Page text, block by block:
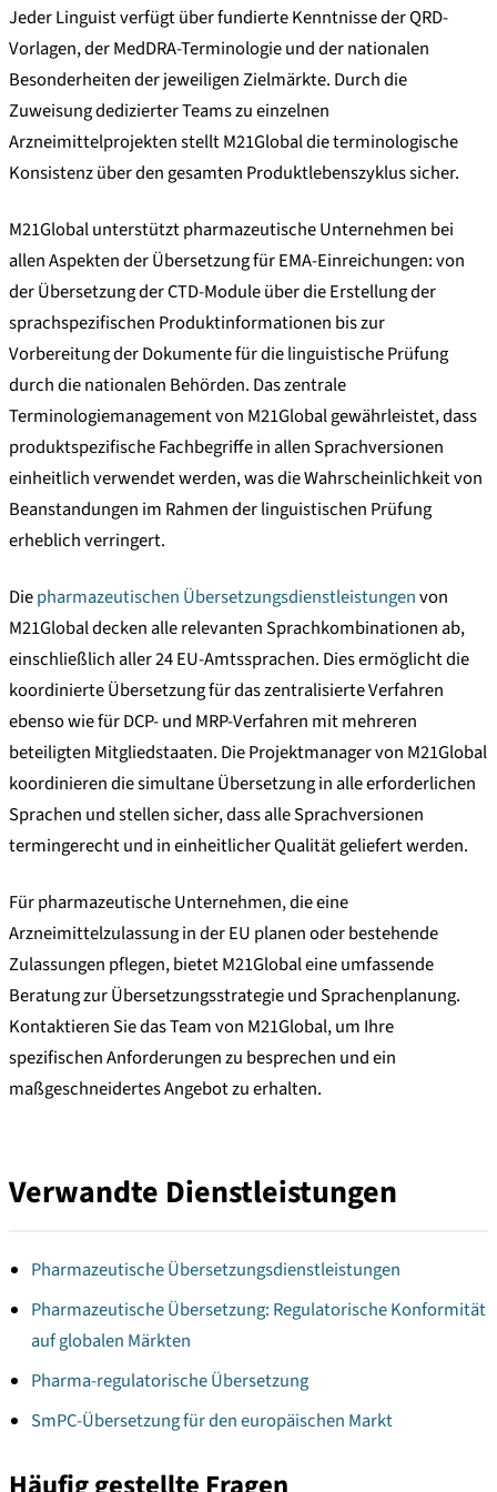
Jeder Linguist verfügt über fundierte Kenntnisse der QRD-
Vorlagen, der MedDRA-Terminologie und der nationalen
Besonderheiten der jeweiligen Zielmärkte. Durch die
Zuweisung dedizierter Teams zu einzelnen
Arzneimittelprojekten stellt M21Global die terminologische
Konsistenz über den gesamten Produktlebenszyklus sicher.
M21Global unterstützt pharmazeutische Unternehmen bei
allen Aspekten der Übersetzung für EMA-Einreichungen: von
der Übersetzung der CTD-Module über die Erstellung der
sprachspezifischen Produktinformationen bis zur
Vorbereitung der Dokumente für die linguistische Prüfung
durch die nationalen Behörden. Das zentrale
Terminologiemanagement von M21Global gewährleistet, dass
produktspezifische Fachbegriffe in allen Sprachversionen
einheitlich verwendet werden, was die Wahrscheinlichkeit von
Beanstandungen im Rahmen der linguistischen Prüfung
erheblich verringert.
Diepharmazeutischen Übersetzungsdienstleistungenvon
M21Global decken alle relevanten Sprachkombinationen ab,
einschließlich aller 24 EU-Amtssprachen. Dies ermöglicht die
koordinierte Übersetzung für das zentralisierte Verfahren
ebenso wie für DCP- und MRP-Verfahren mit mehreren
beteiligten Mitgliedstaaten. Die Projektmanager von M21Global
koordinieren die simultane Übersetzung in alle erforderlichen
Sprachen und stellen sicher, dass alle Sprachversionen
termingerecht und in einheitlicher Qualität geliefert werden.
Für pharmazeutische Unternehmen, die eine
Arzneimittelzulassung in der EU planen oder bestehende
Zulassungen pflegen, bietet M21Global eine umfassende
Beratung zur Übersetzungsstrategie und Sprachenplanung.
Kontaktieren Sie das Team von M21Global, um Ihre
spezifischen Anforderungen zu besprechen und ein
maßgeschneidertes Angebot zu erhalten.
Verwandte Dienstleistungen
Pharmazeutische Übersetzungsdienstleistungen
Pharmazeutische Übersetzung: Regulatorische Konformität
auf globalen Märkten
Pharma-regulatorische Übersetzung
SmPC-Übersetzung für den europäischen Markt